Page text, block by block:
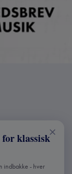
for klassisk
indbakke - hver